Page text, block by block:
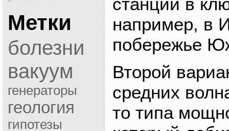
Метки
болезни
вакуум
генераторы
геология
гипотезы
например, в
побережье
Второй
средних
то типа